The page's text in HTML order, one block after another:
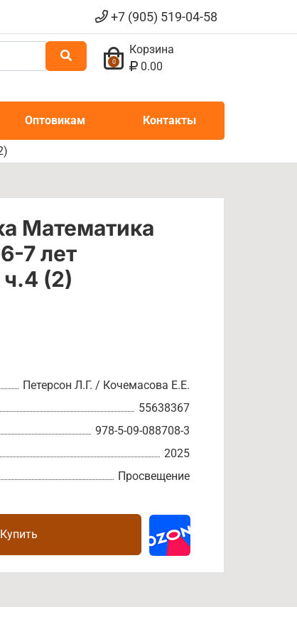
+7 (905) 519-04-58
0
Корзина
0.00
Оптовикам Контакты
Математика
7 лет
(2)
Петерсон Л.Г. / Кочемасова Е.Е.
55638367
978-5-09-088708-3
2025
Просвещение
Купить